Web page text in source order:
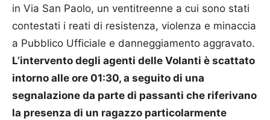
in Via San Paolo, un ventitreenne a cui sono stati
contestati i reati di resistenza, violenza e minaccia
a Pubblico Ufficiale e danneggiamento aggravato.
L’intervento degli agenti delle Volanti è scattato
intorno alle ore 01:30, a seguito di una
segnalazione da parte di passanti che riferivano
la presenza di un ragazzo particolarmente